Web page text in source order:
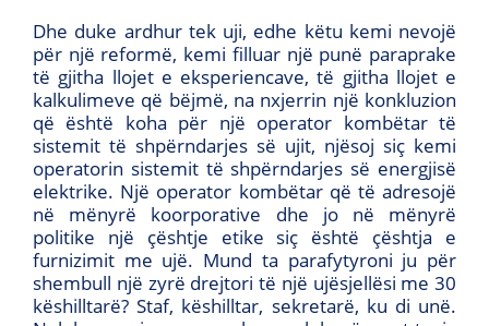
Dhe duke ardhur tek uji, edhe këtu kemi nevojë
për një reformë, kemi filluar një punë paraprake
të gjitha llojet e eksperiencave, të gjitha llojet e
kalkulimeve që bëjmë, na nxjerrin një konkluzion
që është koha për një operator kombëtar të
sistemit të shpërndarjes së ujit, njësoj siç kemi
operatorin sistemit të shpërndarjes së energjisë
elektrike. Një operator kombëtar që të adresojë
në mënyrë koorporative dhe jo në mënyrë
politike një çështje etike siç është çështja e
furnizimit me ujë. Mund ta parafytyroni ju për
shembull një zyrë drejtori të një ujësjellësi me 30
këshilltarë? Staf, këshilltar, sekretarë, ku di unë.